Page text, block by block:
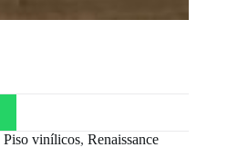
Piso vinílicos, Renaissance